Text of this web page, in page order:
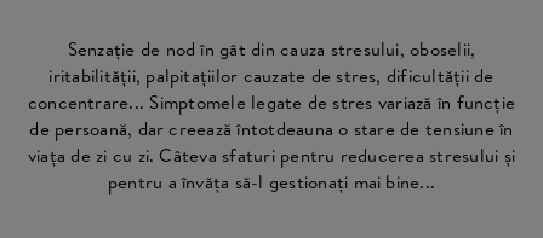
Senzație de nod în gât din cauza stresului, oboselii,
iritabilității, palpitațiilor cauzate de stres, dificultății de
concentrare... Simptomele legate de stres variază în funcție
de persoană, dar creează întotdeauna o stare de tensiune în
viața de zi cu zi. Câteva sfaturi pentru reducerea stresului și
pentru a învăța să-l gestionați mai bine...